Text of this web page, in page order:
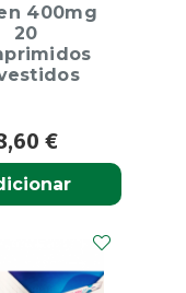
400mg
20
€